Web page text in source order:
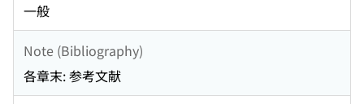
一般
Note (Bibliography)
各章末: 参考文献